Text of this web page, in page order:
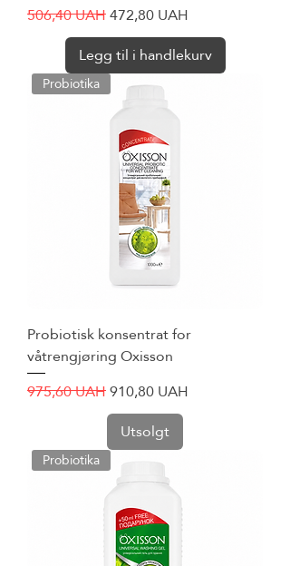
Vanlig pris
506,40 UAHSalgspris
472,80 UAH
Legg til i handlekurv
Probiotika
Probiotisk konsentrat for
våtrengjøring Oxisson
Vanlig pris
975,60 UAHSalgspris
910,80 UAH
Utsolgt
Probiotika